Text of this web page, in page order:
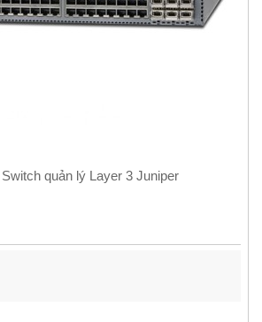
quản lý Layer 3 Juniper